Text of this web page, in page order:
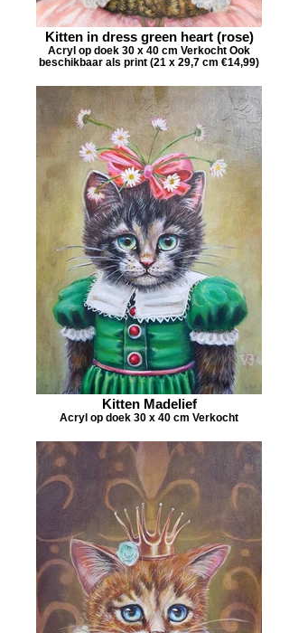
Kitten in dress green heart (rose)
Acryl op doek 30 x 40 cm Verkocht Ook
beschikbaar als print (21 x 29,7 cm €14,99)
Kitten Madelief
Acryl op doek 30 x 40 cm Verkocht